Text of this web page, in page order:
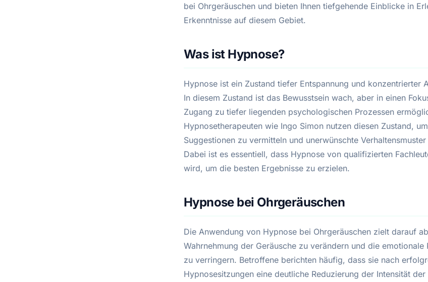
bei Ohrgeräuschen und bieten Ihnen tiefgehende Einblicke in
Erkenntnisse auf diesem Gebiet.
Was ist Hypnose?
Hypnose ist ein Zustand tiefer Entspannung und konzentrierter
In diesem Zustand ist das Bewusstsein wach, aber in einen
Zugang zu tiefer liegenden psychologischen Prozessen
Hypnosetherapeuten wie Ingo Simon nutzen diesen Zustand,
Suggestionen zu vermitteln und unerwünschte
Dabei ist es essentiell, dass Hypnose von qualifizierten
wird, um die besten Ergebnisse zu erzielen.
Hypnose bei Ohrgeräuschen
Die Anwendung von Hypnose bei Ohrgeräuschen zielt darauf
Wahrnehmung der Geräusche zu verändern und die emotionale
zu verringern. Betroffene berichten häufig, dass sie nach
Hypnosesitzungen eine deutliche Reduzierung der Intensität der